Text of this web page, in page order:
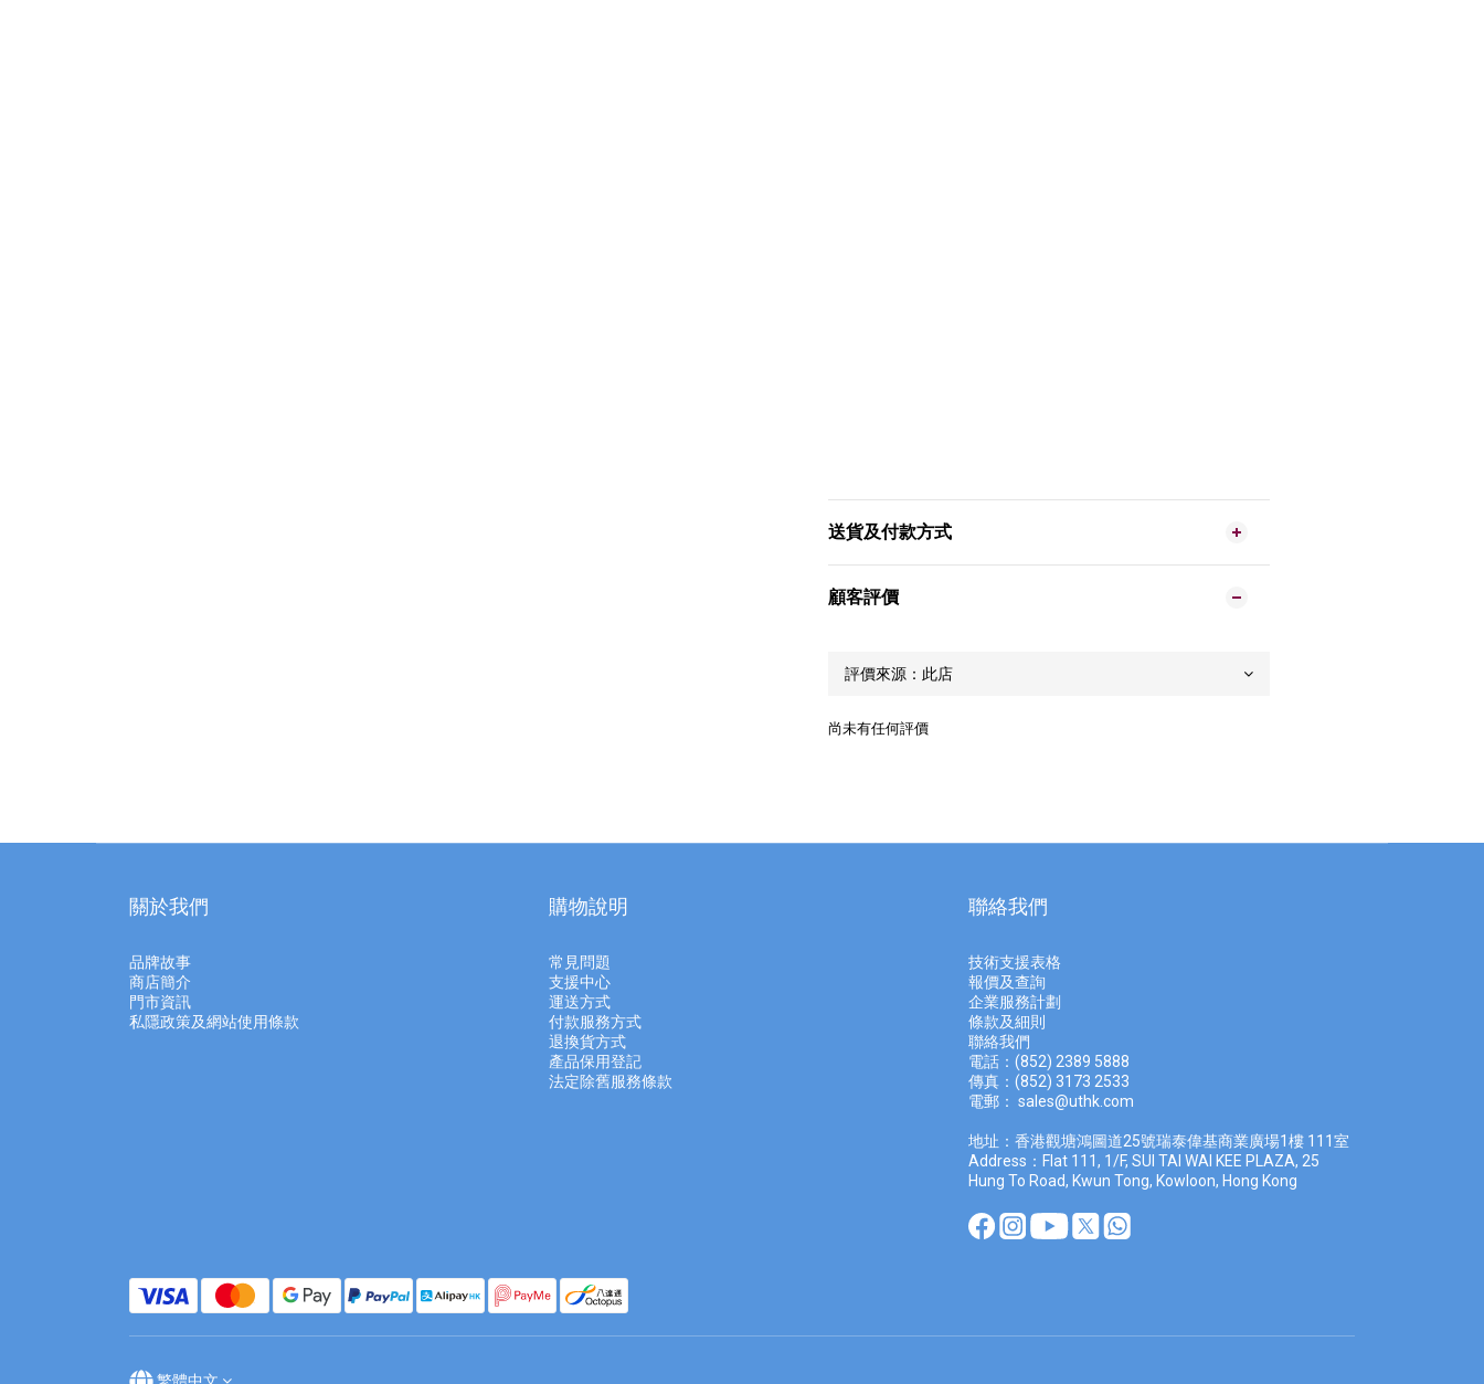
送貨及付款方式
顧客評價
尚未有任何評價
關於我們
品牌故事
商店簡介
門市資訊
私隱政策及網站使用條款
購物說明
常見問題
支援中心
運送方式
付款服務方式
退換貨方式
產品保用登記
法定除舊服務條款
聯絡我們
技術支援表格
報價及查詢
企業服務計劃
條款及細則
聯絡我們
電話：(852) 2389 5888
傳真：(852) 3173 2533
電郵： sales@uthk.com
地址：香港觀塘鴻圖道25號瑞泰偉基商業廣場1樓 111室
Address：Flat 111, 1/F, SUI TAI WAI KEE PLAZA, 25
Hung To Road, Kwun Tong, Kowloon, Hong Kong